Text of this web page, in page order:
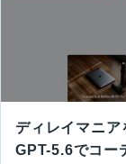
ディレイマニ
GPT-5.6でコー